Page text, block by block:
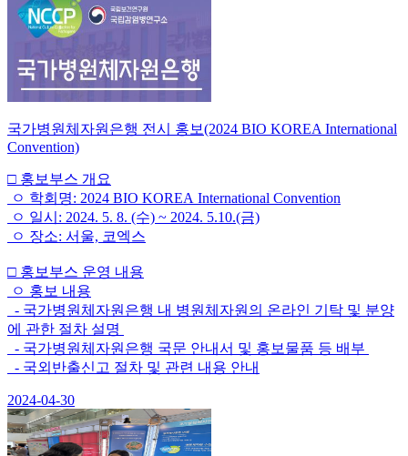
국가병원체자원은행 전시 홍보(2024 BIO KOREA International
Convention)
□ 홍보부스 개요
ㅇ 학회명: 2024 BIO KOREA International Convention
ㅇ 일시: 2024. 5. 8. (수) ~ 2024. 5.10.(금)
ㅇ 장소: 서울, 코엑스
□ 홍보부스 운영 내용
ㅇ 홍보 내용
- 국가병원체자원은행 내 병원체자원의 온라인 기탁 및 분양
에 관한 절차 설명
- 국가병원체자원은행 국문 안내서 및 홍보물품 등 배부
- 국외반출신고 절차 및 관련 내용 안내
2024-04-30